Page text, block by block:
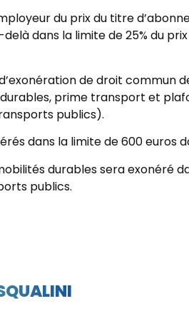
du prix du titre
dans la limite de 25% du
de droit
prime transport et
publics).
dans la limite de 600 euros
durables sera exonéré
publics.